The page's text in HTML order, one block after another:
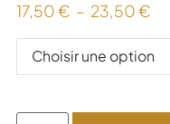
17,50€ – 23,50€